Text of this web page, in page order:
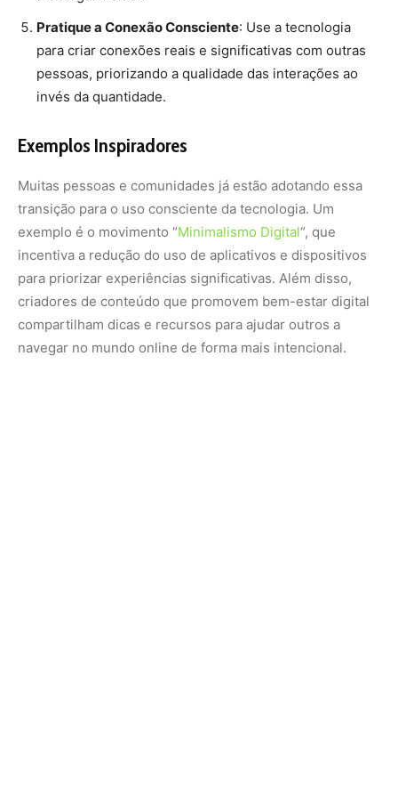
criadores de conteúdo que promovem bem-estar digital
compartilham dicas e recursos para ajudar outros a
navegar no mundo online de forma mais intencional.